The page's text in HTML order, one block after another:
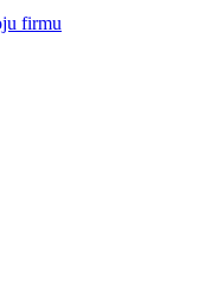
firmu